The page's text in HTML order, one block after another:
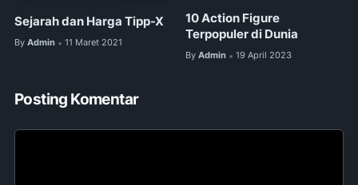
Sejarah dan Harga Tipp-X
By Admin • 11 Maret 2021
10 Action Figure
Terpopuler di Dunia
By Admin • 19 April 2023
Posting Komentar